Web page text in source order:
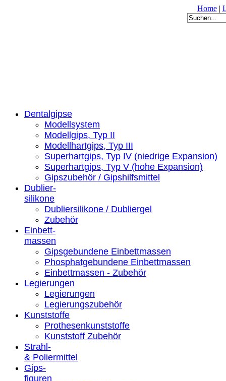
Home|
Dentalgipse
Modellsystem
Modellgips, Typ II
Modellhartgips, Typ III
Superhartgips, Typ IV (niedrige Expansion)
Superhartgips, Typ V (hohe Expansion)
Gipszubehör / Gipshilfsmittel
Dublier-
silikone
Dubliersilikone / Dubliergel
Zubehör
Einbett-
massen
Gipsgebundene Einbettmassen
Phosphatgebundene Einbettmassen
Einbettmassen - Zubehör
Legierungen
Legierungen
Legierungszubehör
Kunststoffe
Prothesenkunststoffe
Kunststoff Zubehör
Strahl-
& Poliermittel
Gips-
figuren